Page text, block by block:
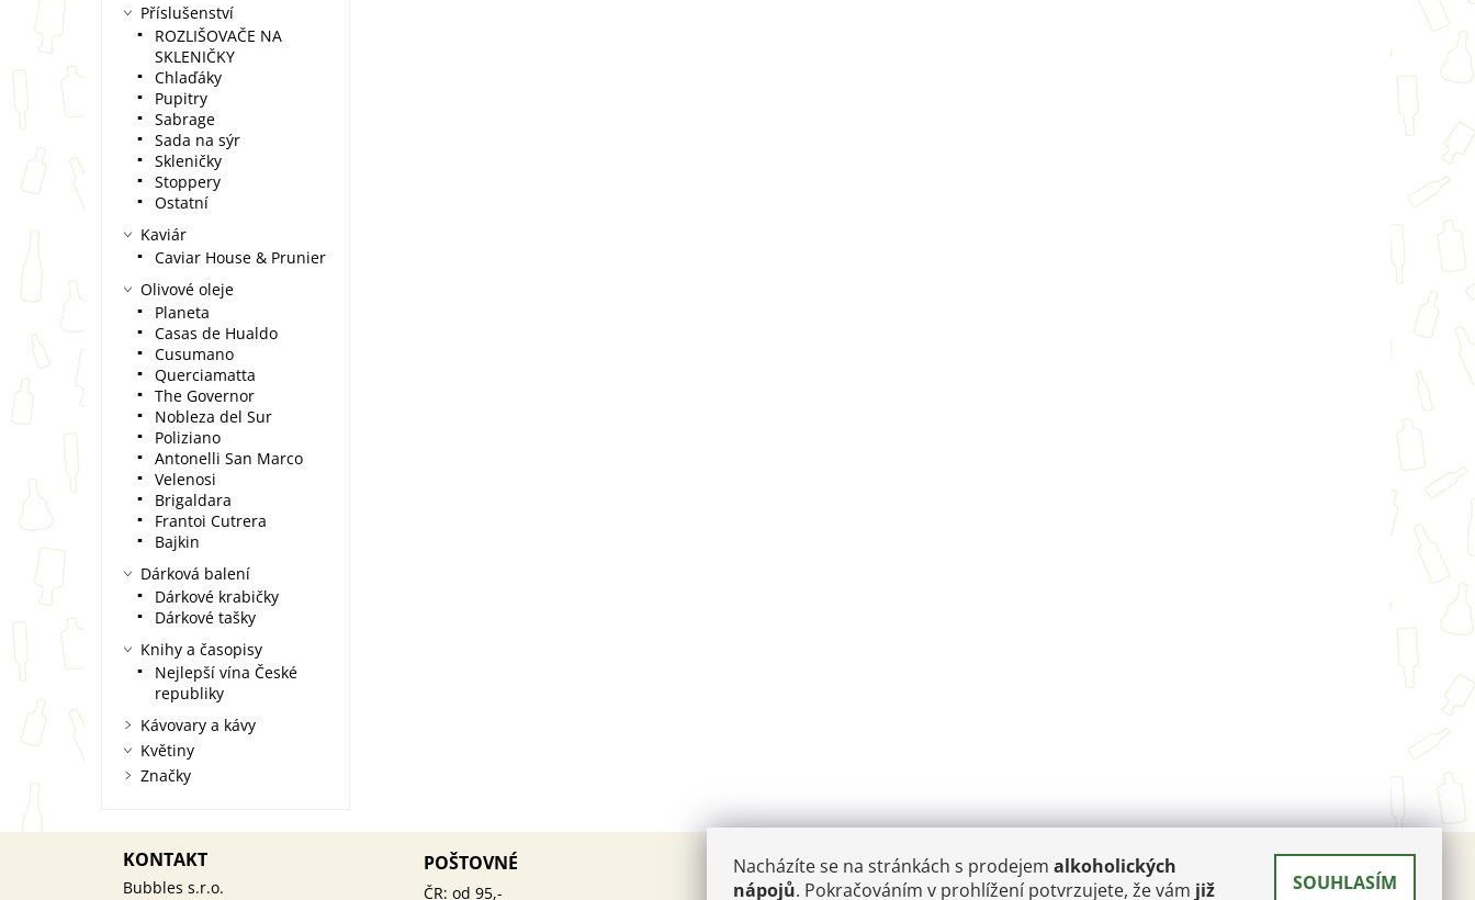
Příslušenství
ROZLIŠOVAČE NA
SKLENIČKY
Chlaďáky
Pupitry
Sabrage
Sada na sýr
Skleničky
Stoppery
Ostatní
Kaviár
Caviar House & Prunier
Olivové oleje
Planeta
Casas de Hualdo
Cusumano
Querciamatta
The Governor
Nobleza del Sur
Poliziano
Antonelli San Marco
Velenosi
Brigaldara
Frantoi Cutrera
Bajkin
Dárková balení
Dárkové krabičky
Dárkové tašky
Knihy a časopisy
Nejlepší vína České
republiky
Kávovary a kávy
Květiny
Značky
KONTAKT POŠTOVNÉ
ČR: od 95,-
AKTUALITY
12.10.2025 PÁROVÁNÍ KAVIÁRU A
Nacházíte se na stránkách s prodejem alkoholických
nápojů. Pokračováním v prohlížení potvrzujete, že vám již SOUHLASÍM